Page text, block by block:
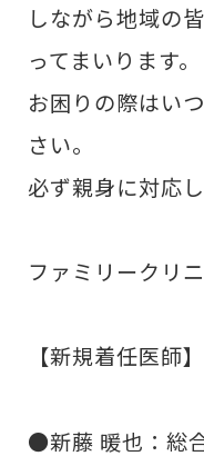
しながら地域の
ってまいります。
お困りの際はい
さい。
必ず親身に対応
ファミリークリ
【新規着任医師】
●新藤 暖也：総